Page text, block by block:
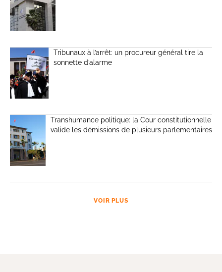
Tribunaux à l’arrêt: un procureur général tire la
sonnette d’alarme
Transhumance politique: la Cour constitutionnelle
valide les démissions de plusieurs parlementaires
VOIR PLUS